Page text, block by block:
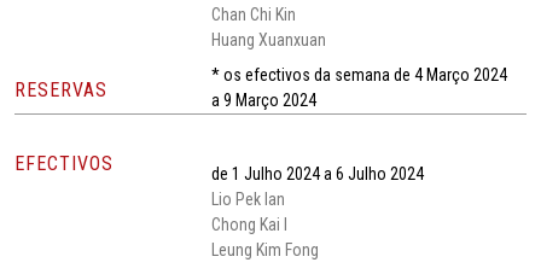
Chan Chi Kin
Huang Xuanxuan
RESERVAS
* os efectivos da semana de 4 Março 2024
a 9 Março 2024
EFECTIVOS
de 1 Julho 2024 a 6 Julho 2024
Lio Pek Ian
Chong Kai I
Leung Kim Fong